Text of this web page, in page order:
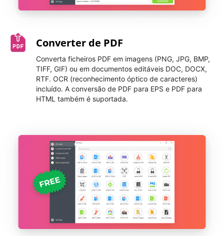
Converter de PDF
Converta ficheiros PDF em imagens (PNG, JPG, BMP,
TIFF, GIF) ou em documentos editáveis DOC, DOCX,
RTF. OCR (reconhecimento óptico de caracteres)
incluído. A conversão de PDF para EPS e PDF para
HTML também é suportada.